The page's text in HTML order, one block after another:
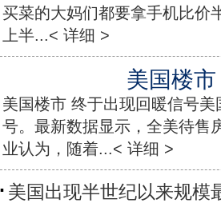
买菜的大妈们都要拿手机比价
上半...< 详细 >
美国楼
美国楼市 终于出现回暖信号
号。最新数据显示，全美待售
业认为，随着...< 详细 >
美国出现半世纪以来规模